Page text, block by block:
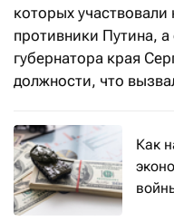
которых
противники Путина,
губернатора края
должности, что
Как